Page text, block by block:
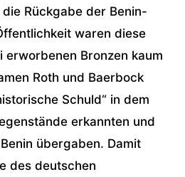
Rückgabe der Benin-
waren diese
Bronzen kaum
Roth und Baerbock
Schuld“ in dem
erkannten und
übergaben. Damit
des deutschen